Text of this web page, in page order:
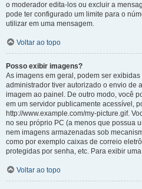
o moderador edita-los ou excluir a
pode ter configurado um limite para o
utilizar em uma mensagem.
Voltar ao topo
Posso exibir imagens?
As imagens em geral, podem ser
administrador tiver autorizado o envio de
imagem ao painel. De outro modo, você
em um servidor publicamente acessível,
http://www.example.com/my-picture.gif.
no seu próprio PC (a menos que possua
nem imagens armazenadas sob
como por exemplo caixas de correio
protegidas por senha, etc. Para exibir
Voltar ao topo